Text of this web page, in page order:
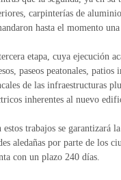
carpinterías de
hasta el momento
etapa, cuya ejecución
paseos peatonales,
de las infraestructuras
inherentes al nuevo
estos trabajos se garantizará
aledañas por parte de los
con un plazo 240 días.